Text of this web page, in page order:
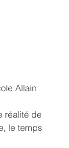
Allain
réalité de
le temps